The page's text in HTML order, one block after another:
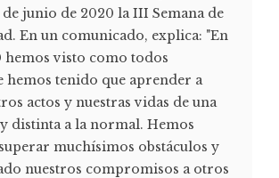
de junio de 2020 la III Semana de
En un comunicado, explica: "En
hemos visto como todos
hemos tenido que aprender a
actos y nuestras vidas de una
distinta a la normal. Hemos
muchísimos obstáculos y
nuestros compromisos a otros